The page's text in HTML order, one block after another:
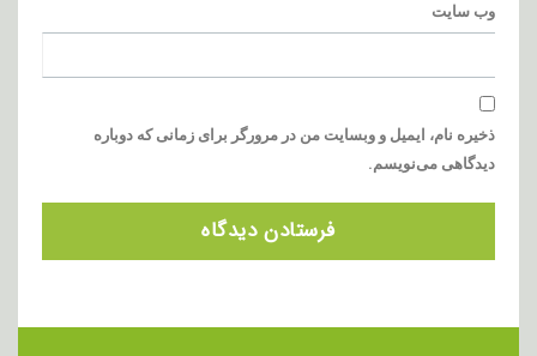
وب‌ سایت
ذخیره نام، ایمیل و وبسایت من در مرورگر برای زمانی که دوباره
دیدگاهی می‌نویسم.